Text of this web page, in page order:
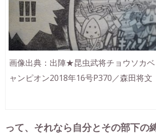
画像出典：出陣★昆虫武将チョウソカ
ャンピオン2018年16号P370／森田将文
って、それなら自分とその部下の